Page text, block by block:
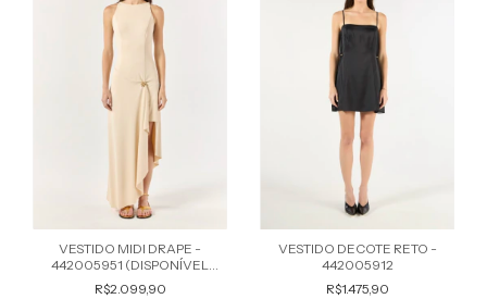
VESTIDO MIDI DRAPE -
442005951 (DISPONÍVEL
PRETO)
R$2.099,90
VESTIDO DECOTE RETO -
442005912
R$1.475,90